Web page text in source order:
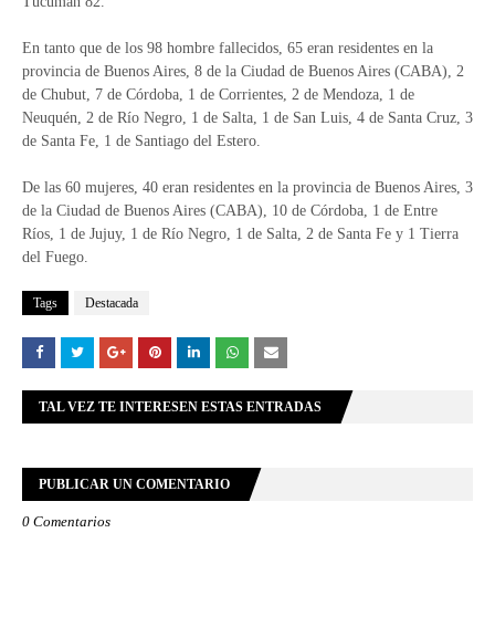
En tanto que de los 98 hombre fallecidos, 65 eran residentes en la
provincia de Buenos Aires, 8 de la Ciudad de Buenos Aires (CABA), 2
de Chubut, 7 de Córdoba, 1 de Corrientes, 2 de Mendoza, 1 de
Neuquén, 2 de Río Negro, 1 de Salta, 1 de San Luis, 4 de Santa Cruz, 3
de Santa Fe, 1 de Santiago del Estero.
De las 60 mujeres, 40 eran residentes en la provincia de Buenos Aires, 3
de la Ciudad de Buenos Aires (CABA), 10 de Córdoba, 1 de Entre
Ríos, 1 de Jujuy, 1 de Río Negro, 1 de Salta, 2 de Santa Fe y 1 Tierra
del Fuego.
Tags Destacada
TAL VEZ TE INTERESEN ESTAS ENTRADAS
PUBLICAR UN COMENTARIO
0 Comentarios